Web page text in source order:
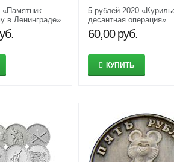
«Памятник
в Ленинграде»
5 рублей 2020
десантная операция»
60,00 руб.
КУПИТЬ